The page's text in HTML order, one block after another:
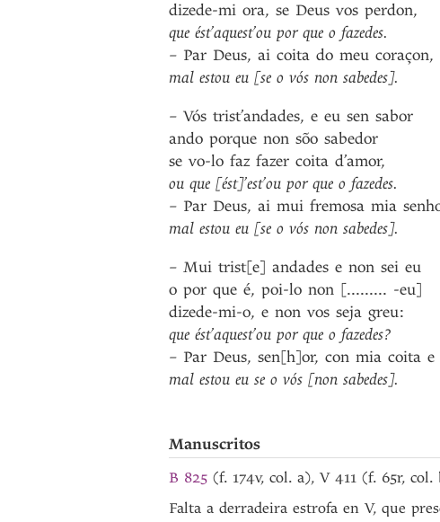
dizede-mi ora, se Deus vos perdon,
que ést’aquest’ou por que o fazedes.
– Par Deus, ai coita do meu coraçon,
mal estou eu [se o vós non sabedes].
– Vós trist’andades, e eu sen sabor
ando porque non sõo sabedor
se vo-lo faz fazer coita d’amor,
ou que [ést]’est’ou por que o fazedes.
– Par Deus, ai mui fremosa mia
mal estou eu [se o vós non sabedes].
– Mui trist[e] andades e non sei eu
o por que é, poi-lo non [......... -eu]
dizede-mi-o, e non vos seja greu:
que ést’aquest’ou por que o fazedes?
– Par Deus, sen[h]or, con mia coita e
mal estou eu se o vós [non sabedes].
Manuscritos
B 825 (f. 174v, col. a), V 411 (f. 65r,
Falta a derradeira estrofa en V, que